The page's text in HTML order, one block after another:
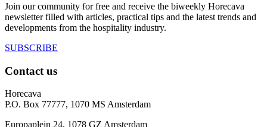
Join our community for free and receive the biweekly Horecava
newsletter filled with articles, practical tips and the latest trends and
developments from the hospitality industry.
SUBSCRIBE
Contact us
Horecava
P.O. Box 77777, 1070 MS Amsterdam
Europaplein 24, 1078 GZ Amsterdam